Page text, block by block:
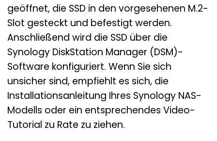
geöffnet, die SSD in den vorgesehenen M.2-
Slot gesteckt und befestigt werden.
Anschließend wird die SSD über die
Synology DiskStation Manager (DSM)-
Software konfiguriert. Wenn Sie sich
unsicher sind, empfiehlt es sich, die
Installationsanleitung Ihres Synology NAS-
Modells oder ein entsprechendes Video-
Tutorial zu Rate zu ziehen.